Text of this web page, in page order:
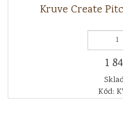
Kruve Create
1
Kód: